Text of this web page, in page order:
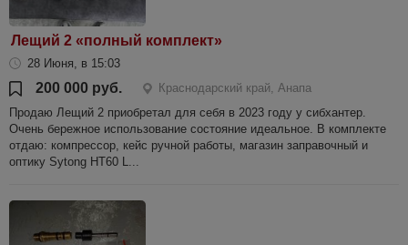
Лещий 2 «полный комплект»
28 Июня, в 15:03
200 000 руб.
Краснодарский край, Анапа
Продаю Лещий 2 приобретал для себя в 2023 году у сибхантер.
Очень бережное использование состояние идеальное. В комплекте
отдаю: компрессор, кейс ручной работы, магазин заправочный и
оптику Sytong HT60 L...